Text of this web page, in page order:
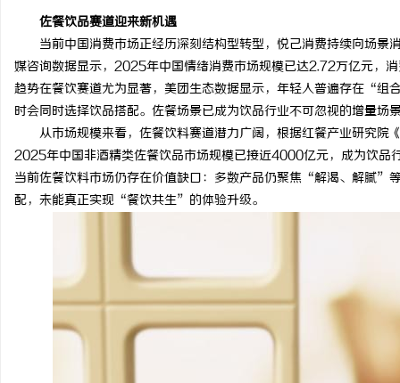
佐餐饮品赛道迎来新机遇
当前中国消费市场正经历深刻结构型转型，悦己消费持续向场
媒咨询数据显示，2025年中国情绪消费市场规模已达2.72万亿元，
趋势在餐饮赛道尤为显著，美团生态数据显示，年轻人普遍存在“
时会同时选择饮品搭配。佐餐场景已成为饮品行业不可忽视的增量场
从市场规模来看，佐餐饮料赛道潜力广阔，根据红餐产业研究
2025年中国非酒精类佐餐饮品市场规模已接近4000亿元，成为饮品
当前佐餐饮料市场仍存在价值缺口：多数产品仍聚焦“解渴、解腻”
配，未能真正实现“餐饮共生”的体验升级。